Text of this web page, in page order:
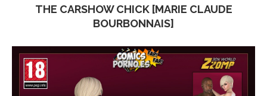
THE CARSHOW CHICK [MARIE CLAUDE
BOURBONNAIS]